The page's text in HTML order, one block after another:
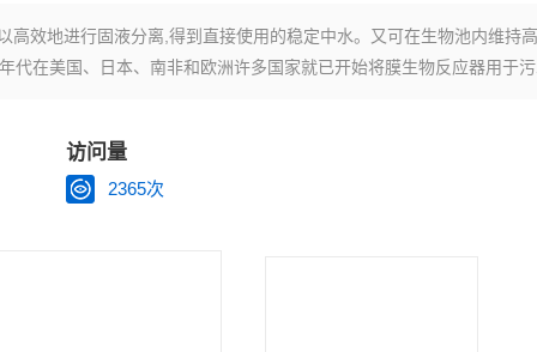
效地进行固液分离,得到直接使用的稳定中水。又可在生物池内维持
在美国、日本、南非和欧洲许多国家就已开始将膜生物反应器用于
访问量
2365次